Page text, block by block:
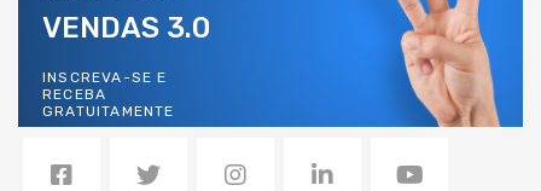
VENDAS 3.0
INSCREVA-SE E
RECEBA
GRATUITAMENTE